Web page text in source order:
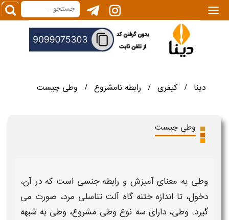
|||
دینا / کیفری / رابطه نامشروع / وطی چیست
وطی چیست
وطی به معنای آمیزش و رابطه جنسی است که در آن،
دخول، تا اندازه ختنه گاه آلت تناسلی مرد، صورت می
گیرد. وطی، دارای سه نوع وطی مشروع، وطی به شبهه